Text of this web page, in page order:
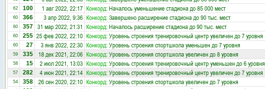
62 100 1 авг 2022, 22:17 Конкорд: Началось уменьшение стадиона до 85 000 мест
60 366 3 апр 2022, 9:36 Конкорд: Завершено расширение стадиона до 90 тыс. мест
60 357 31 мар 2022, 21:31 Конкорд: Началось расширение стадиона до 90 тыс. мест
60 255 25 фев 2022, 22:10 Конкорд: Уровень строения тренировочный центр увеличен до 7 уровня
60 27 3 янв 2022, 22:30 Конкорд: Уровень строения спортшкола уменьшен до 7 уровня
59 335 18 дек 2021, 22:06 Конкорд: Уровень строения спортшкола увеличен до 8 уровня
58 15 2 июл 2021, 13:03 Конкорд: Уровень строения тренировочный центр уменьшен до 6 уровня
57 282 4 июн 2021, 22:14 Конкорд: Уровень строения тренировочный центр увеличен до 7 уровня
54 358 26 сен 2020, 22:10 Конкорд: Уровень строения спортшкола увеличен до 7 уровня